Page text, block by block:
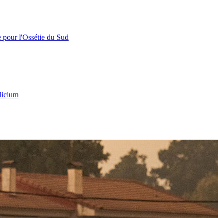
pour l'Ossétie du Sud